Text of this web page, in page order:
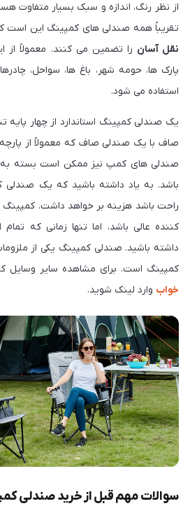
از نظر رنگ، اندازه و سبک بسیار متفاوت
تقریباً همه صندلی های کمپینگ این است
نقل آسان را تضمین می کنند. معمولاً
پارک ها، حومه شهر، باغ ها، سواحل،
استفاده می شود.
یک صندلی کمپینگ استاندارد از چهار
صاف با یک صندلی صاف که معمولاً از
صندلی های کمپ نیز ممکن است بسته به
باشد. به یاد داشته باشید که یک صندلی
راحت باشد هزینه بر خواهد داشت.
کننده عالی باشد، اما تنها زمانی که
داشته باشید. صندلی کمپینگ یکی از
کمپینگ است. برای مشاهده سایر وسایل
خواب وارد لینک شوید.
سوالات مهم قبل از خرید صندلی